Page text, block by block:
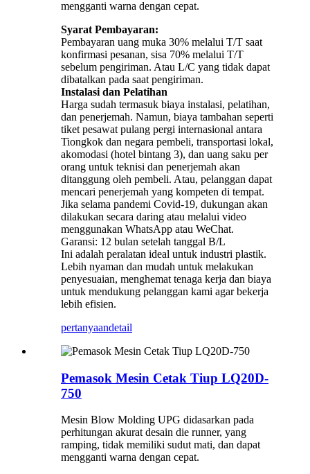
mengganti warna dengan cepat.
Syarat Pembayaran:
Pembayaran uang muka 30% melalui T/T saat
konfirmasi pesanan, sisa 70% melalui T/T
sebelum pengiriman. Atau L/C yang tidak dapat
dibatalkan pada saat pengiriman.
Instalasi dan Pelatihan
Harga sudah termasuk biaya instalasi, pelatihan,
dan penerjemah. Namun, biaya tambahan seperti
tiket pesawat pulang pergi internasional antara
Tiongkok dan negara pembeli, transportasi lokal,
akomodasi (hotel bintang 3), dan uang saku per
orang untuk teknisi dan penerjemah akan
ditanggung oleh pembeli. Atau, pelanggan dapat
mencari penerjemah yang kompeten di tempat.
Jika selama pandemi Covid-19, dukungan akan
dilakukan secara daring atau melalui video
menggunakan WhatsApp atau WeChat.
Garansi: 12 bulan setelah tanggal B/L
Ini adalah peralatan ideal untuk industri plastik.
Lebih nyaman dan mudah untuk melakukan
penyesuaian, menghemat tenaga kerja dan biaya
untuk mendukung pelanggan kami agar bekerja
lebih efisien.
pertanyaandetail
Pemasok Mesin Cetak Tiup LQ20D-
750
Mesin Blow Molding UPG didasarkan pada
perhitungan akurat desain die runner, yang
ramping, tidak memiliki sudut mati, dan dapat
mengganti warna dengan cepat.